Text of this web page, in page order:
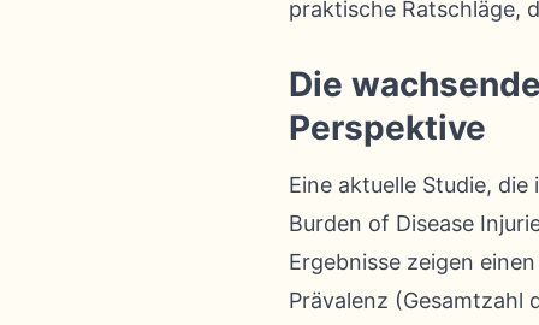
praktische Ratschläge,
Die
Perspektive
Eine aktuelle Studie, die
Burden of Disease
Ergebnisse zeigen
Prävalenz (Gesamtzahl